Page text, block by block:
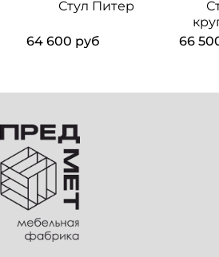
Стул Питер
64 600 руб
66